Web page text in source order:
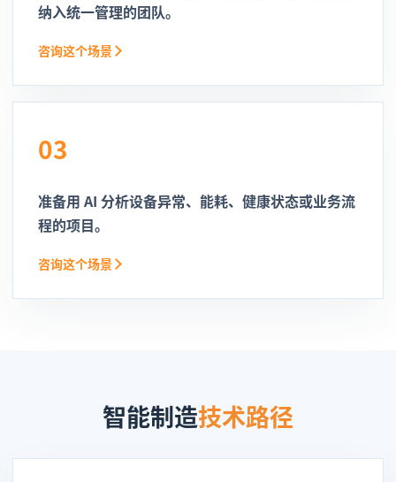
纳入统一管理的团队。
咨询这个场景
03
准备用 AI 分析设备异常、能耗、健康状态或业务流
程的项目。
咨询这个场景
智能制造技术路径